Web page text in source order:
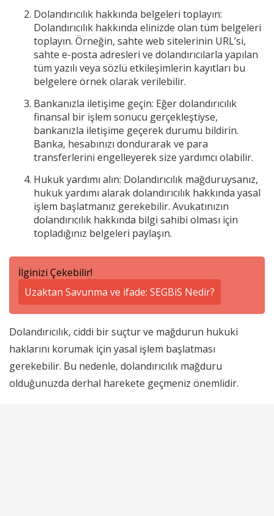
Dolandırıcılık hakkında belgeleri toplayın:
Dolandırıcılık hakkında elinizde olan tüm belgeleri
toplayın. Örneğin, sahte web sitelerinin URL’si,
sahte e-posta adresleri ve dolandırıcılarla yapılan
tüm yazılı veya sözlü etkileşimlerin kayıtları bu
belgelere örnek olarak verilebilir.
Bankanızla iletişime geçin: Eğer dolandırıcılık
finansal bir işlem sonucu gerçekleştiyse,
bankanızla iletişime geçerek durumu bildirin.
Banka, hesabınızı dondurarak ve para
transferlerini engelleyerek size yardımcı olabilir.
Hukuk yardımı alın: Dolandırıcılık mağduruysanız,
hukuk yardımı alarak dolandırıcılık hakkında yasal
işlem başlatmanız gerekebilir. Avukatınızın
dolandırıcılık hakkında bilgi sahibi olması için
topladığınız belgeleri paylaşın.
İlginizi Çekebilir!
Uzaktan Savunma ve ifade: SEGBiS Nedir?
Dolandırıcılık, ciddi bir suçtur ve mağdurun hukuki
haklarını korumak için yasal işlem başlatması
gerekebilir. Bu nedenle, dolandırıcılık mağduru
olduğunuzda derhal harekete geçmeniz önemlidir.